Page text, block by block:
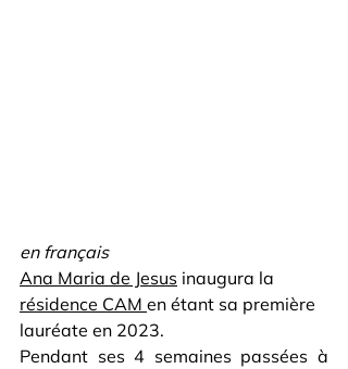
en français
Ana Maria de Jesus inaugura la
résidence CAM en étant sa première
lauréate en 2023.
Pendant ses 4 semaines passées à